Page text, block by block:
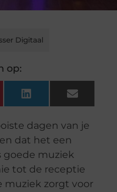
Digitaal
op:
LinkedIn Email
dagen van je
dat het een
goede muziek
tot de receptie
muziek zorgt voor